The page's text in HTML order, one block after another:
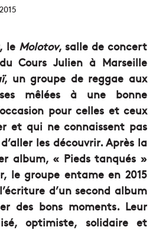
le Molotov, salle de concert
Cours Julien à Marseille
, un groupe de reggae aux
mêlées à une bonne
pour celles et ceux
et qui ne connaissent pas
les découvrir. Après la
album, « Pieds tanqués »
le groupe entame en 2015
d’un second album
des bons moments. Leur
optimiste, solidaire et